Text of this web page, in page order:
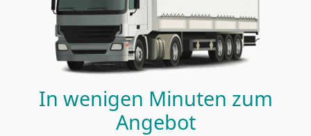
In wenigen Minuten zum
Angebot